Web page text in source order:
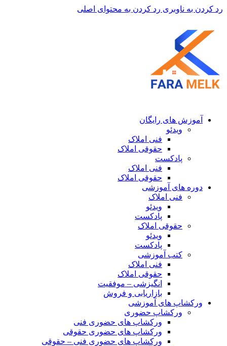
رد کردن به ناوبری رد کردن به محتوای اصلی
آموزش های رایگان
ویدئو
فنی املاک
حقوقی املاک
پادکست
فنی املاک
حقوقی املاک
دوره های آموزشی
فنی املاک
ویدئو
پادکست
حقوقی املاک
ویدئو
پادکست
کتب آموزشی
فنی املاک
حقوقی املاک
انگیزشی – موفقیت
بازاریابی و فروش
ورکشاپ های آموزشی
ورکشاپ حضوری
ورکشاپ های حضوری فنی
ورکشاپ های حضوری حقوقی
ورکشاپ های حضوری فنی – حقوقی